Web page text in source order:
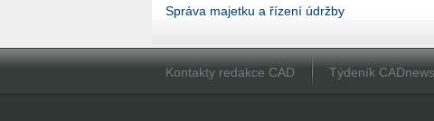
Správa majetku a řízení údržby
Kontakty redakce CAD Týdeník CADnews